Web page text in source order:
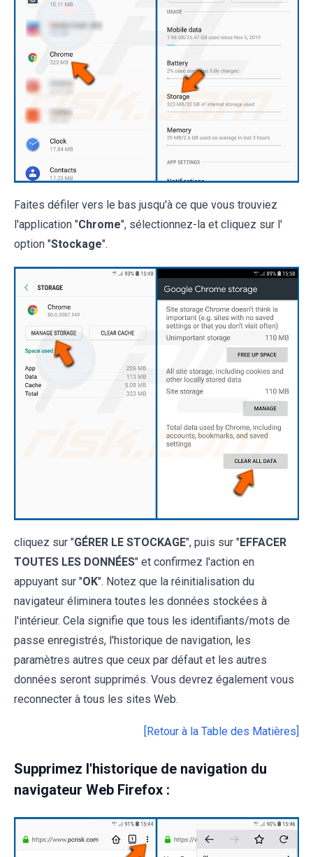
Faites défiler vers le bas jusqu'à ce que vous trouviez
l'application "Chrome", sélectionnez-la et cliquez sur l'
option "Stockage".
cliquez sur "GÉRER LE STOCKAGE", puis sur "EFFACER
TOUTES LES DONNÉES" et confirmez l'action en
appuyant sur "OK". Notez que la réinitialisation du
navigateur éliminera toutes les données stockées à
l'intérieur. Cela signifie que tous les identifiants/mots de
passe enregistrés, l'historique de navigation, les
paramètres autres que ceux par défaut et les autres
données seront supprimés. Vous devrez également vous
reconnecter à tous les sites Web.
[Retour à la Table des Matières]
Supprimez l'historique de navigation du
navigateur Web Firefox :